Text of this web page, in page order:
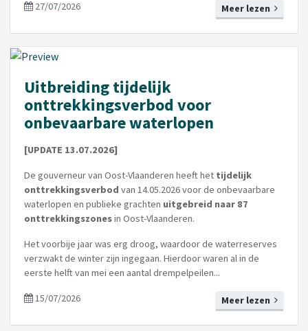
Meer lezen
27/07/2026
Uitbreiding tijdelijk
onttrekkingsverbod voor
onbevaarbare waterlopen
[UPDATE 13.07.2026]
De gouverneur van Oost-Vlaanderen heeft het tijdelijk
onttrekkingsverbod van 14.05.2026 voor de onbevaarbare
waterlopen en publieke grachten uitgebreid naar 87
onttrekkingszonesin Oost-Vlaanderen.
Het voorbije jaar was erg droog, waardoor de waterreserves
verzwakt de winter zijn ingegaan. Hierdoor waren al in de
eerste helft van mei een aantal drempelpeilen...
Meer lezen
15/07/2026